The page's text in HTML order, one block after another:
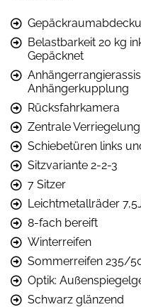
Belastbarkeit 20 kg
Gepäcknet
Anhängerkupplung
Rücksfahrkamera
Zentrale
Schiebetüren links
Sitzvariante 2-2-3
7 Sitzer
Leichtmetallräder
8-fach bereift
Winterreifen
Sommerreifen 235/
Optik:
Schwarz glänzend